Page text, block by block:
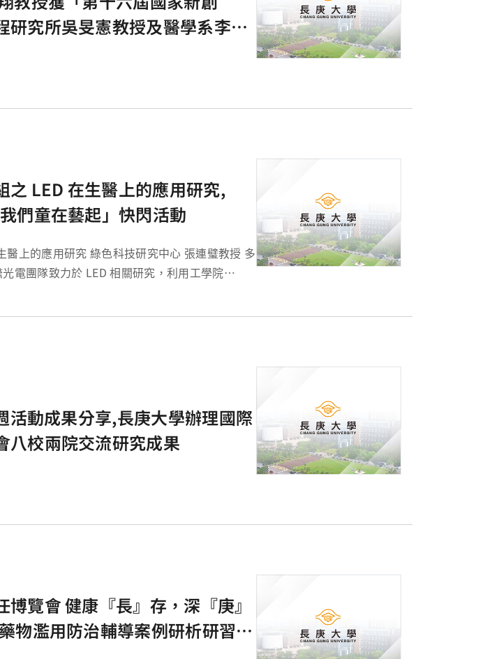
研究所吳旻憲教授及醫學系李炫
之 LED 在生醫上的應用研究,
們童在藝起」快閃活動
LED 相關研究，利用工學院
活動成果分享,長庚大學辦理國際
八校兩院交流研究成果
覽會 健康『長』存，深『庚』
物濫用防治輔導案例研析研習」